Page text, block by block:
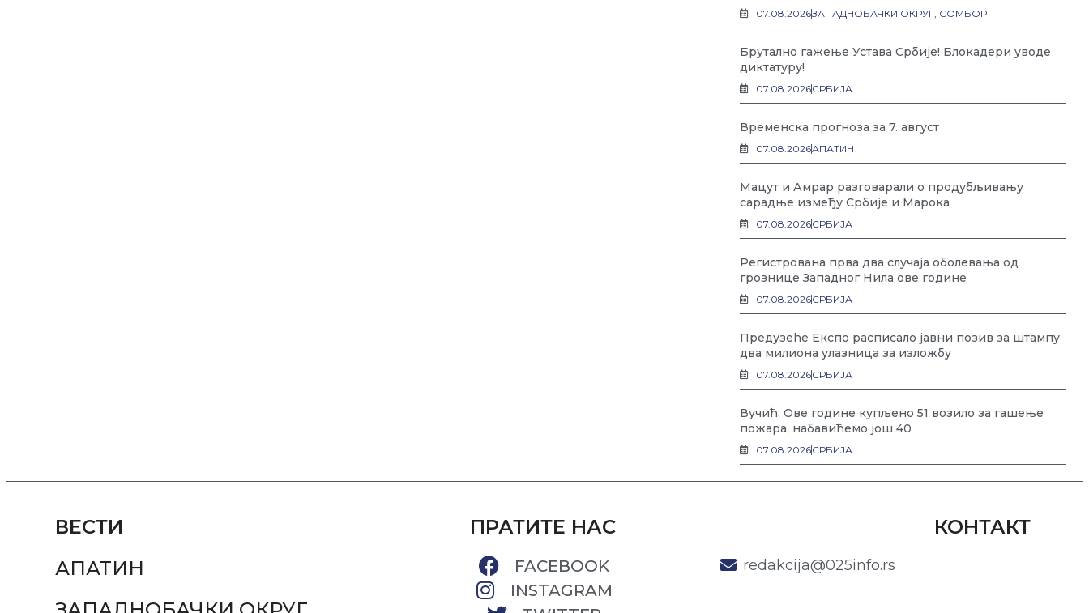
07.08.2026ЗАПАДНОБАЧКИ ОКРУГ, СОМБОР
Брутално гажење Устава Србије! Блокадери уводе
диктатуру!
07.08.2026СРБИЈА
Временска прогноза за 7. август
07.08.2026АПАТИН
Мацут и Амрар разговарали о продубљивању
сарадње између Србије и Марока
07.08.2026СРБИЈА
Регистрована прва два случаја оболевања од
грознице Западног Нила ове године
07.08.2026СРБИЈА
Предузеће Експо расписало јавни позив за штампу
два милиона улазница за изложбу
07.08.2026СРБИЈА
Вучић: Ове године купљено 51 возило за гашење
пожара, набавићемо још 40
07.08.2026СРБИЈА
ВЕСТИ
АПАТИН
ПРАТИТЕ НАС
FACEBOOK
INSTAGRAM
КОНТАКТ
redakcija@025info.rs